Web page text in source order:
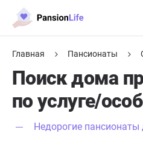
Главная Пансионаты
Поиск дома
по услуге/
Недорогие